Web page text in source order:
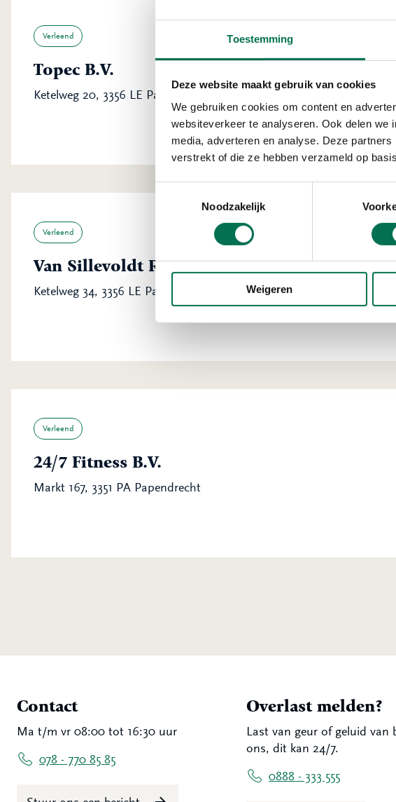
Toestemming
Deze website maakt gebruik van cookies
We gebruiken cookies om content en
websiteverkeer te analyseren. Ook delen
media, adverteren en analyse. Deze
verstrekt of die ze hebben verzameld op
Noodzakelijk
Weigeren
Verleend
Topec B.V.
Ketelweg 20, 3356 LE Papendrecht
Verleend
Van Sillevoldt Rijst B.V.
Ketelweg 34, 3356 LE Papendrecht
Verleend
24/7 Fitness B.V.
Markt 167, 3351 PA Papendrecht
Contact
Ma t/m vr 08:00 tot 16:30 uur
078 - 770 85 85
Overlast melden?
Last van geur of geluid van
ons, dit kan 24/7.
0888 - 333 555